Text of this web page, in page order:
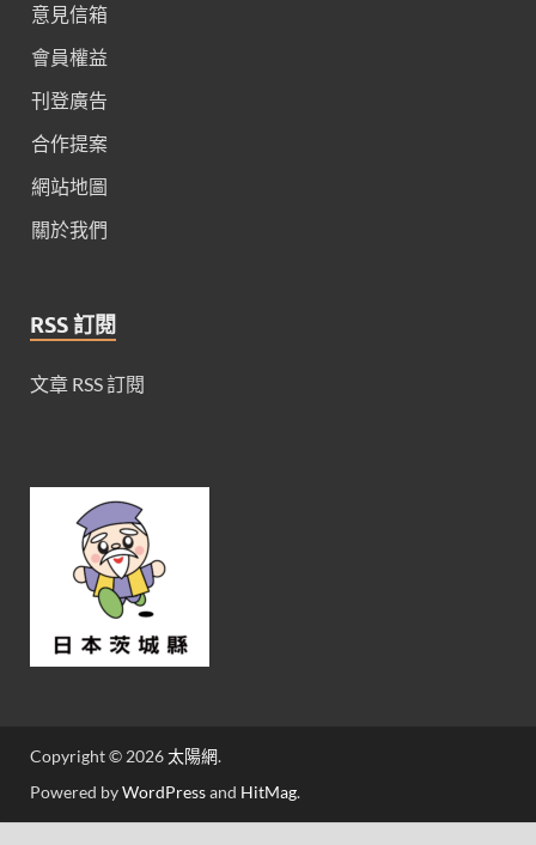
意見信箱
會員權益
刊登廣告
合作提案
網站地圖
關於我們
RSS 訂閱
文章 RSS 訂閱
Copyright © 2026太陽網.
Powered byWordPressand HitMag.